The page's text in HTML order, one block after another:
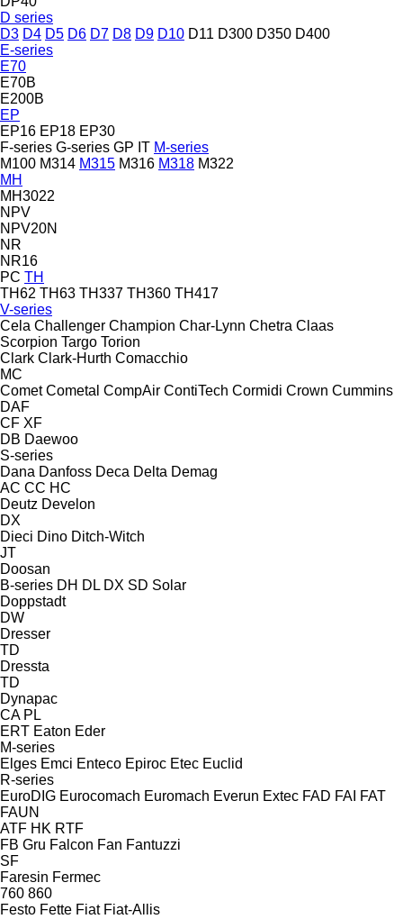
D series
D3 D4 D5 D6 D7 D8 D9 D10 D11 D300 D350 D400
E-series
E70
E70B
E200B
EP
EP16 EP18 EP30
F-series G-series GP IT M-series
M100 M314 M315 M316 M318 M322
MH
MH3022
NPV
NPV20N
NR
NR16
PC TH
TH62 TH63 TH337 TH360 TH417
V-series
Cela Challenger Champion Char-Lynn Chetra Claas
Scorpion Targo Torion
Clark Clark-Hurth Comacchio
MC
Comet Cometal CompAir ContiTech Cormidi Crown Cummins
DAF
CF XF
DB Daewoo
S-series
Dana Danfoss Deca Delta Demag
AC CC HC
Deutz Develon
DX
Dieci Dino Ditch-Witch
JT
Doosan
B-series DH DL DX SD Solar
Doppstadt
DW
Dresser
TD
Dressta
TD
Dynapac
CA PL
ERT Eaton Eder
M-series
Elges Emci Enteco Epiroc Etec Euclid
R-series
EuroDIG Eurocomach Euromach Everun Extec FAD FAI FAT
FAUN
ATF HK RTF
FB Gru Falcon Fan Fantuzzi
SF
Faresin Fermec
760 860
Festo Fette Fiat Fiat-Allis